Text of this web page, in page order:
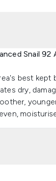
Snail 92
best
dry,